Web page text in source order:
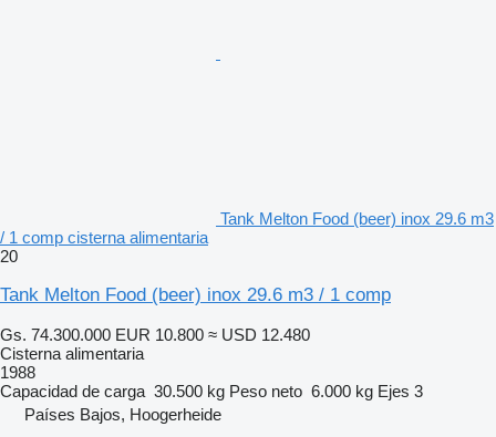
Tank Melton Food (beer) inox 29.6 m3
/ 1 comp cisterna alimentaria
20
Tank Melton Food (beer) inox 29.6 m3 / 1 comp
Gs. 74.300.000 EUR 10.800 ≈ USD 12.480
Cisterna alimentaria
1988
Capacidad de carga 30.500 kg Peso neto 6.000 kg Ejes 3
Países Bajos, Hoogerheide